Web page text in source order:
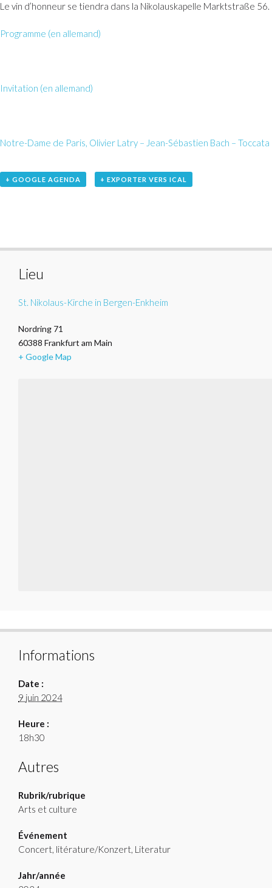
Le vin d’honneur se tiendra dans la Nikolauskapelle Marktstraße 56.
Programme (en allemand)
Invitation (en allemand)
Notre-Dame de Paris, Olivier Latry – Jean-Sébastien Bach –
+ GOOGLE AGENDA + EXPORTER VERS ICAL
Lieu
St. Nikolaus-Kirche in Bergen-Enkheim
Nordring 71
60388 Frankfurt am Main
+ Google Map
Informations
Date :
9 juin 2024
Heure :
18h30
Autres
Rubrik/rubrique
Arts et culture
Événement
Concert, litérature/Konzert, Literatur
Jahr/année